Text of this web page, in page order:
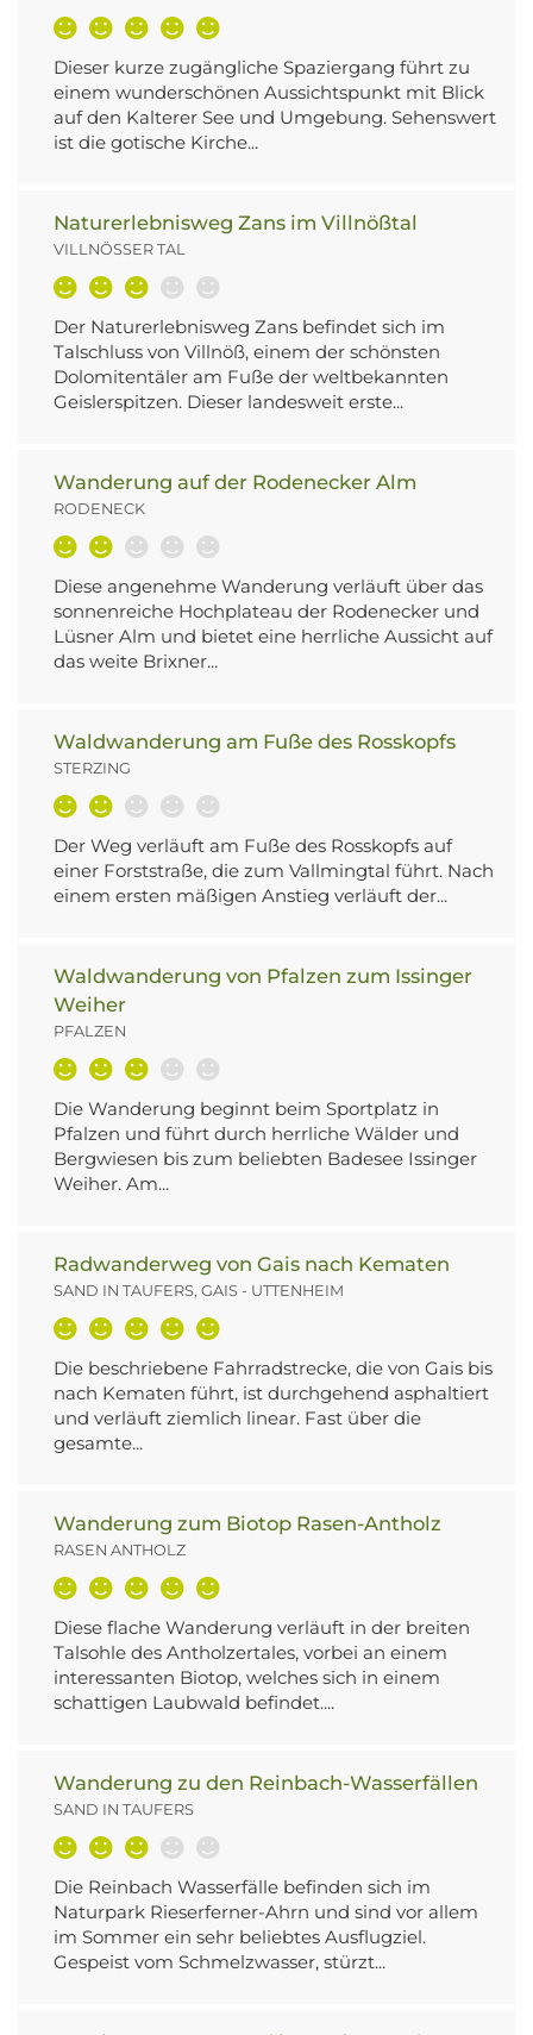
Dieser kurze zugängliche Spaziergang führt zu
einem wunderschönen Aussichtspunkt mit Blick
auf den Kalterer See und Umgebung. Sehenswert
ist die gotische Kirche...
Naturerlebnisweg Zans im Villnößtal
VILLNÖSSER TAL
Der Naturerlebnisweg Zans befindet sich im
Talschluss von Villnöß, einem der schönsten
Dolomitentäler am Fuße der weltbekannten
Geislerspitzen. Dieser landesweit erste...
Wanderung auf der Rodenecker Alm
RODENECK
Diese angenehme Wanderung verläuft über das
sonnenreiche Hochplateau der Rodenecker und
Lüsner Alm und bietet eine herrliche Aussicht auf
das weite Brixner...
Waldwanderung am Fuße des Rosskopfs
STERZING
Der Weg verläuft am Fuße des Rosskopfs auf
einer Forststraße, die zum Vallmingtal führt. Nach
einem ersten mäßigen Anstieg verläuft der...
Waldwanderung von Pfalzen zum Issinger
Weiher
PFALZEN
Die Wanderung beginnt beim Sportplatz in
Pfalzen und führt durch herrliche Wälder und
Bergwiesen bis zum beliebten Badesee Issinger
Weiher. Am...
Radwanderweg von Gais nach Kematen
SAND IN TAUFERS, GAIS - UTTENHEIM
Die beschriebene Fahrradstrecke, die von Gais bis
nach Kematen führt, ist durchgehend asphaltiert
und verläuft ziemlich linear. Fast über die
gesamte...
Wanderung zum Biotop Rasen-Antholz
RASEN ANTHOLZ
Diese flache Wanderung verläuft in der breiten
Talsohle des Antholzertales, vorbei an einem
interessanten Biotop, welches sich in einem
schattigen Laubwald befindet....
Wanderung zu den Reinbach-Wasserfällen
SAND IN TAUFERS
Die Reinbach Wasserfälle befinden sich im
Naturpark Rieserferner-Ahrn und sind vor allem
im Sommer ein sehr beliebtes Ausflugziel.
Gespeist vom Schmelzwasser, stürzt...